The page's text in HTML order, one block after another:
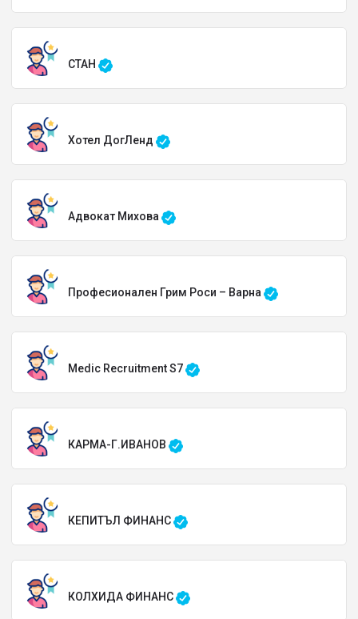
СТАН
Хотел ДогЛенд
Адвокат Михова
Професионален Грим Роси – Варна
Medic Recruitment S7
КАРМА-Г.ИВАНОВ
КЕПИТЪЛ ФИНАНС
КОЛХИДА ФИНАНС